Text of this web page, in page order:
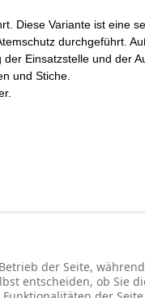
Diese Variante ist eine
durchgeführt.
Einsatzstelle und der
und Stiche.
der Seite,
entscheiden, ob Sie